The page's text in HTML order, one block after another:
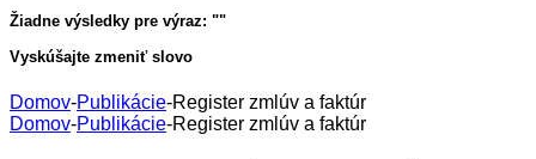
Žiadne výsledky pre výraz: ""
Vyskúšajte zmeniť slovo
Domov-Publikácie-Register zmlúv a faktúr
Domov-Publikácie-Register zmlúv a faktúr